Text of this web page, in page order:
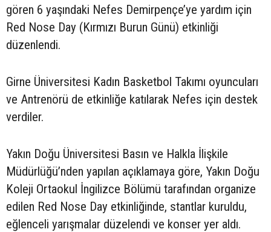
gören 6 yaşındaki Nefes Demirpençe’ye yardım için
Red Nose Day (Kırmızı Burun Günü) etkinliği
düzenlendi.
Girne Üniversitesi Kadın Basketbol Takımı oyuncuları
ve Antrenörü de etkinliğe katılarak Nefes için destek
verdiler.
Yakın Doğu Üniversitesi Basın ve Halkla İlişkile
Müdürlüğü’nden yapılan açıklamaya göre, Yakın Doğu
Koleji Ortaokul İngilizce Bölümü tarafından organize
edilen Red Nose Day etkinliğinde, stantlar kuruldu,
eğlenceli yarışmalar düzelendi ve konser yer aldı.